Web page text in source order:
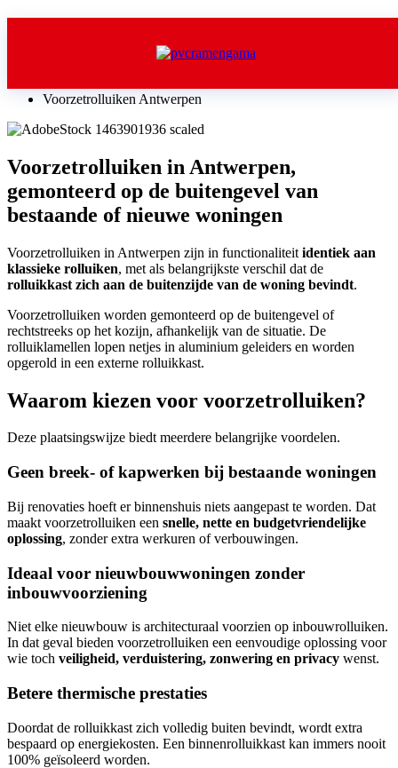
Voorzetrolluiken Antwerpen
Voorzetrolluiken in Antwerpen,
gemonteerd op de buitengevel van
bestaande of nieuwe woningen
Voorzetrolluiken in Antwerpen zijn in functionaliteit identiek aan
klassieke rolluiken, met als belangrijkste verschil dat de
rolluikkast zich aan de buitenzijde van de woning bevindt.
Voorzetrolluiken worden gemonteerd op de buitengevel of
rechtstreeks op het kozijn, afhankelijk van de situatie. De
rolluiklamellen lopen netjes in aluminium geleiders en worden
opgerold in een externe rolluikkast.
Waarom kiezen voor voorzetrolluiken?
Deze plaatsingswijze biedt meerdere belangrijke voordelen.
Geen breek- of kapwerken bij bestaande woningen
Bij renovaties hoeft er binnenshuis niets aangepast te worden. Dat
maakt voorzetrolluiken een snelle, nette en budgetvriendelijke
oplossing, zonder extra werkuren of verbouwingen.
Ideaal voor nieuwbouwwoningen zonder
inbouwvoorziening
Niet elke nieuwbouw is architecturaal voorzien op inbouwrolluiken.
In dat geval bieden voorzetrolluiken een eenvoudige oplossing voor
wie toch veiligheid, verduistering, zonwering en privacy wenst.
Betere thermische prestaties
Doordat de rolluikkast zich volledig buiten bevindt, wordt extra
bespaard op energiekosten. Een binnenrolluikkast kan immers nooit
100% geïsoleerd worden.